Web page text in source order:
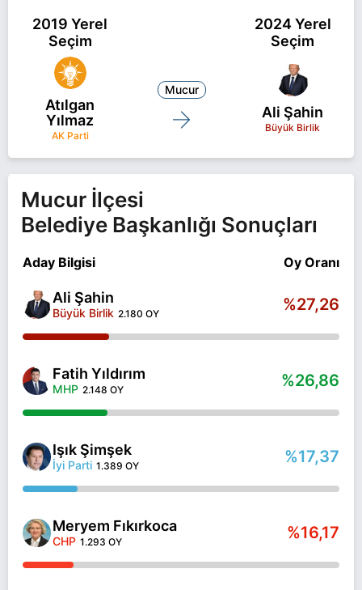
2019 Yerel
Seçim
2024 Yerel
Seçim
Atılgan
Yılmaz
AK Parti
Mucur
Ali Şahin
Büyük Birlik
Mucur İlçesi
Belediye Başkanlığı Sonuçları
Aday Bilgisi Oy Oranı
Ali Şahin
Büyük Birlik 2.180 OY %27,26
Fatih Yıldırım
MHP 2.148 OY %26,86
Işık Şimşek
İyi Parti 1.389 OY %17,37
Meryem Fıkırkoca
CHP 1.293 OY %16,17